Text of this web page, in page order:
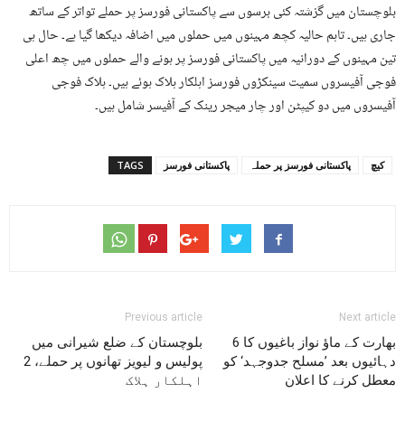
بلوچستان میں گزشتہ کئی برسوں سے پاکستانی فورسز پر حملے تواتر کے ساتھ
جاری ہیں۔ تاہم حالیہ کچھ مہینوں میں حملوں میں اضافہ دیکھا گیا ہے۔ حال ہی
تین مہینوں کے دورانیہ میں پاکستانی فورسز پر ہونے والے حملوں میں چھ اعلی
فوجی آفیسروں سمیت سینکڑوں فورسز اہلکار ہلاک ہوئے ہیں۔ ہلاک فوجی
آفیسروں میں دو کیپٹن اور چار میجر رینک کے آفیسر شامل ہیں۔
TAGS پاکستانی فورسز پاکستانی فورسز پر حملہ کیچ
Previous article
بلوچستان کے ضلع شیرانی میں
پولیس و لیویز تھانوں پر حملے، 2
اہلکار ہلاک
Next article
بھارت کے ماؤ نواز باغیوں کا 6
دہائیوں بعد ’مسلح جدوجہد‘ کو
معطل کرنے کا اعلان